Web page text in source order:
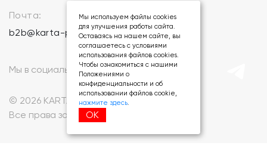
Почта:
b2b@karta-podarkov.ru
© 2026 KARTA-PODARKOV.RU.
Все права защищены.
Мы в социальных сетях:
Мы используем файлы cookies
для улучшения работы сайта.
Оставаясь на нашем сайте, вы
соглашаетесь с условиями
использования файлов cookies.
Чтобы ознакомиться с нашими
Положениями о
конфиденциальности и об
использовании файлов cookie,
нажмите здесь.
ОК